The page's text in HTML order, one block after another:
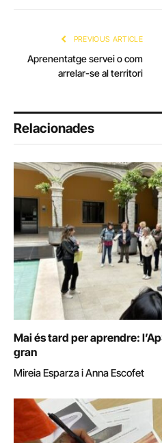
PREVIOUS ARTICLE
Aprenentatge servei o com
arrelar-se al territori
Relacionades
Mai és tard per aprendre:
gran
Mireia Esparza i Anna Escofet